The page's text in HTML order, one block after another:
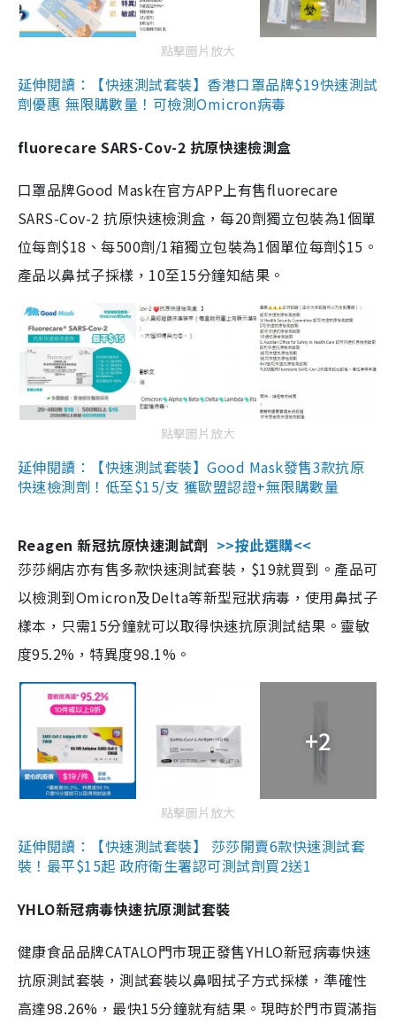
點擊圖片放大
延伸閱讀：【快速測試套裝】香港口罩品牌$19快速測試
劑優惠 無限購數量！可檢測Omicron病毒
fluorecare SARS-Cov-2 抗原快速檢測盒
口罩品牌Good Mask在官方APP上有售fluorecare
SARS-Cov-2 抗原快速檢測盒，每20劑獨立包裝為1個單
位每劑$18、每500劑/1箱獨立包裝為1個單位每劑$15。
產品以鼻拭子採樣，10至15分鐘知結果。
點擊圖片放大
延伸閱讀：【快速測試套裝】Good Mask發售3款抗原
快速檢測劑！低至$15/支 獲歐盟認證+無限購數量
Reagen 新冠抗原快速測試劑 >>按此選購<<
莎莎網店亦有售多款快速測試套裝，$19就買到。產品可
以檢測到Omicron及Delta等新型冠狀病毒，使用鼻拭子
樣本，只需15分鐘就可以取得快速抗原測試結果。靈敏
度95.2%，特異度98.1%。
+2
點擊圖片放大
延伸閱讀：【快速測試套裝】 莎莎開賣6款快速測試套
裝！最平$15起 政府衛生署認可測試劑買2送1
YHLO新冠病毒快速抗原測試套裝
健康食品品牌CATALO門市現正發售YHLO新冠病毒快速
抗原測試套裝，測試套裝以鼻咽拭子方式採樣，準確性
高達98.26%，最快15分鐘就有結果。現時於門市買滿指